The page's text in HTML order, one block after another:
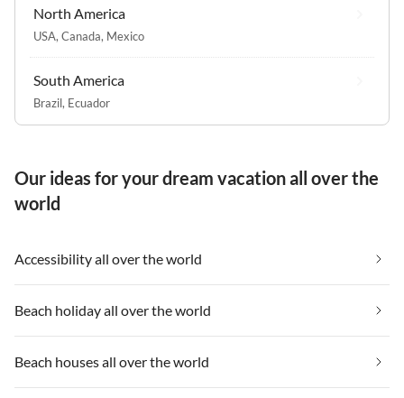
North America
USA, Canada, Mexico
South America
Brazil, Ecuador
Our ideas for your dream vacation all over the
world
Accessibility all over the world
Beach holiday all over the world
Beach houses all over the world